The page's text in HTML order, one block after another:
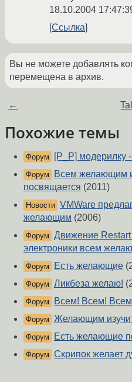
18.10.2004
Ссылка
Вы не можете добавлять
перемещена в архив.
←
Похожие темы
Форум [P_P]
Форум
Всем желающим
посвящается (2011)
Новости VMWare
желающим (2006)
Форум Движение
электроники всем
Форум Есть желающие
Форум Ликбеза желаю!
Форум Всем! Всем!
Форум Желающим
Форум Есть желающие
Форум Скрипок желает